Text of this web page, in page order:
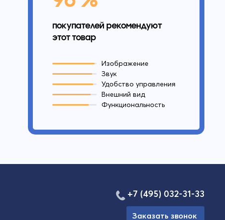
покупателей рекомендуют
этот товар
Изображение
Звук
Удобство управления
Внешний вид
Функциональность
+7 (495) 032-31-33
Заказать звонок